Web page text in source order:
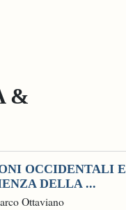
&
OCCIDENTALI E
DELLA ...
Ottaviano